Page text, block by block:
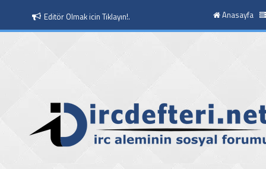
Moderatör Olmak icin Tıklayın!. Anasayfa